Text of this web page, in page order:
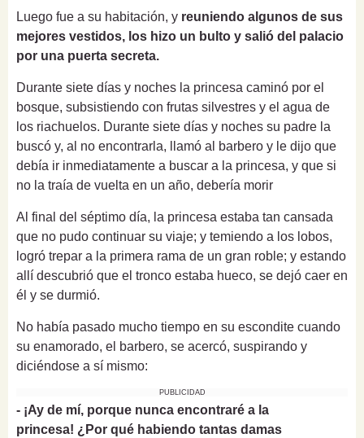
Luego fue a su habitación, y reuniendo algunos de sus
mejores vestidos, los hizo un bulto y salió del palacio
por una puerta secreta.
Durante siete días y noches la princesa caminó por el
bosque, subsistiendo con frutas silvestres y el agua de
los riachuelos. Durante siete días y noches su padre la
buscó y, al no encontrarla, llamó al barbero y le dijo que
debía ir inmediatamente a buscar a la princesa, y que si
no la traía de vuelta en un año, debería morir
Al final del séptimo día, la princesa estaba tan cansada
que no pudo continuar su viaje; y temiendo a los lobos,
logró trepar a la primera rama de un gran roble; y estando
allí descubrió que el tronco estaba hueco, se dejó caer en
él y se durmió.
No había pasado mucho tiempo en su escondite cuando
su enamorado, el barbero, se acercó, suspirando y
diciéndose a sí mismo:
PUBLICIDAD
- ¡Ay de mí, porque nunca encontraré a la
princesa! ¿Por qué habiendo tantas damas